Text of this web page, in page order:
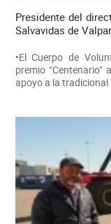
Presidente del
Salvavidas de
•El Cuerpo de
premio
apoyo a la